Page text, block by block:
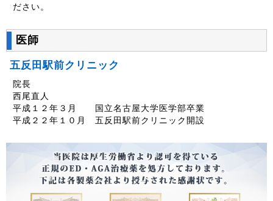
ださい。
医師
五反田駅前クリニック
院長
西尾直人
平成１２年３月 国立名古屋大学医学部卒業
平成２２年１０月 五反田駅前クリニック開設